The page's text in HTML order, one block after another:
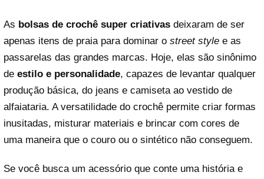
As bolsas de crochê super criativas deixaram de ser
apenas itens de praia para dominar o street style e as
passarelas das grandes marcas. Hoje, elas são sinônimo
de estilo e personalidade, capazes de levantar qualquer
produção básica, do jeans e camiseta ao vestido de
alfaiataria. A versatilidade do crochê permite criar formas
inusitadas, misturar materiais e brincar com cores de
uma maneira que o couro ou o sintético não conseguem.
Se você busca um acessório que conte uma história e